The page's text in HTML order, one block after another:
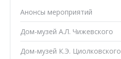
Анонсы мероприятий
Дом-музей А.Л. Чижевского
Дом-музей К.Э. Циолковского